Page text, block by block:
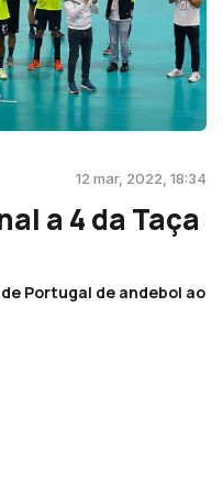
12 mar, 2022, 18:34
a 4 da Taça
Portugal de andebol ao